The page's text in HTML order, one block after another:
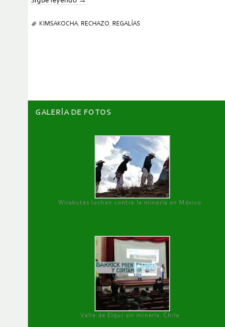
KIMSAKOCHA, RECHAZO, REGALÍAS
GALERÌA DE FOTOS
Wirakutas luchan contra la minería en México
Valle de Elqui sin minería. Chile